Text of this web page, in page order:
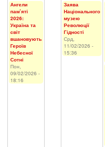
Ангели
пам’яті
2026:
Україна та
світ
вшановують
Героїв
Небесної
Сотні
Пон,
09/02/2026 -
18:16
Заява
Національного
музею
Революції
Гідності
Срд,
11/02/2026 -
15:36